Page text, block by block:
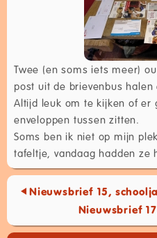
Twee (en soms iets meer)
post uit de brievenbus
Altijd leuk om te kijken of er
enveloppen tussen zitten.
Soms ben ik niet op mijn
tafeltje, vandaag hadden ze
Nieuwsbrief 15,
Nieuwsbrief